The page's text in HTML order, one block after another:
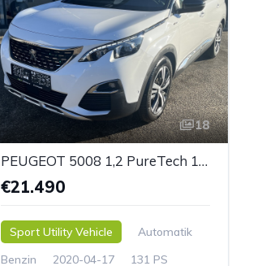
18
PEUGEOT 5008 1,2 PureTech 130 S&S GT Line EAT8 Aut.
€21.490
Sport Utility Vehicle
Automatik
Benzin
2020-04-17
131 PS